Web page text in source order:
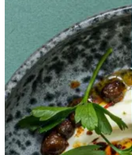
TyrkiskeTyrkiske
ægæg medmed
krydredekrydrede
siriusærtersiriusært
er